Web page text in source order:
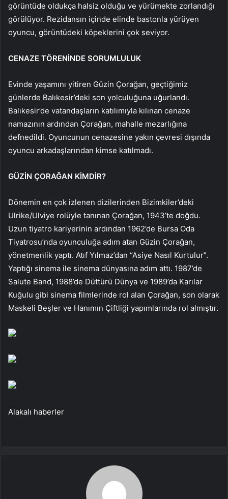
görüntüde oldukça halsiz olduğu ve yürümekte zorlandığı
görülüyor. Rezidansın içinde elinde bastonla yürüyen
oyuncu, görüntüdeki köpeklerini çok seviyor.
CENAZE TÖRENİNDE SORUMLULUK
Evinde yaşamını yitiren Güzin Çorağan, geçtiğimiz
günlerde Balıkesir’deki son yolculuğuna uğurlandı.
Balıkesir’de vatandaşların katılımıyla kılınan cenaze
namazının ardından Çorağan, mahalle mezarlığına
defnedildi. Oyuncunun cenazesine yakın çevresi dışında
oyuncu arkadaşlarından kimse katılmadı.
GÜZİN ÇORAĞAN KİMDİR?
Dönemin en çok izlenen dizilerinden Bizimkiler’deki
Ulrike/Ulviye rolüyle tanınan Çorağan, 1943’te doğdu.
Uzun tiyatro kariyerinin ardından 1962’de Bursa Oda
Tiyatrosu’nda oyunculuğa adım atan Güzin Çorağan,
yönetmenlik yaptı. Atıf Yılmaz’dan “Asiye Nasıl Kurtulur”.
Yaptığı sinema ile sinema dünyasına adım attı. 1987’de
Salute Band, 1988’de Düttürü Dünya ve 1989’da Karılar
Kuğulu gibi sinema filmlerinde rol alan Çorağan, son olarak
Maskeli Beşler ve Hanımın Çiftliği yapımlarında rol almıştır.
Alakalı haberler